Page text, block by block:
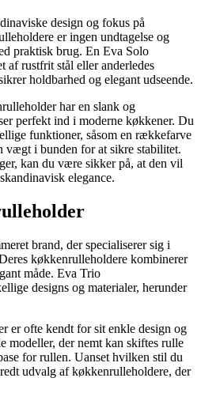
design og fokus på
er ingen undtagelse og
praktisk brug. En Eva Solo
af rustfrit stål eller anderledes
holdbarhed og elegant udseende.
har en slank og
perfekt ind i moderne køkkener. Du
funktioner, såsom en rækkefarve
vægt i bunden for at sikre stabilitet.
kan du være sikker på, at den vil
elegance.
brand, der specialiserer sig i
køkkenrulleholdere kombinerer
måde. Eva Trio
designs og materialer, herunder
er ofte kendt for sit enkle design og
modeller, der nemt kan skiftes rulle
for rullen. Uanset hvilken stil du
udvalg af køkkenrulleholdere, der